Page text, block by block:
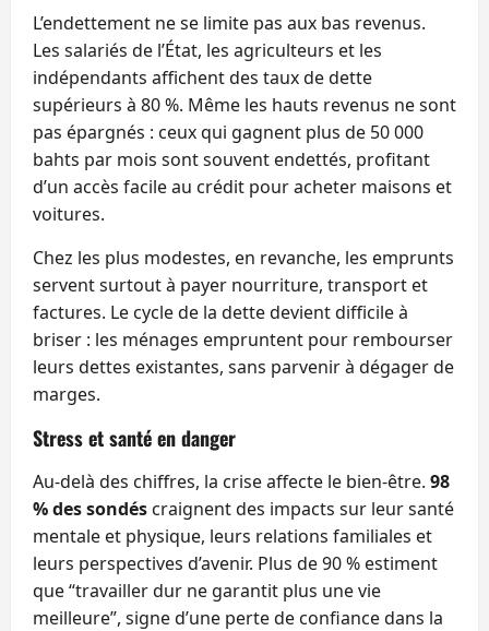
L’endettement ne se limite pas aux bas revenus.
Les salariés de l’État, les agriculteurs et les
indépendants affichent des taux de dette
supérieurs à 80 %. Même les hauts revenus ne sont
pas épargnés : ceux qui gagnent plus de 50 000
bahts par mois sont souvent endettés, profitant
d’un accès facile au crédit pour acheter maisons et
voitures.
Chez les plus modestes, en revanche, les emprunts
servent surtout à payer nourriture, transport et
factures. Le cycle de la dette devient difficile à
briser : les ménages empruntent pour rembourser
leurs dettes existantes, sans parvenir à dégager de
marges.
Stress et santé en danger
Au-delà des chiffres, la crise affecte le bien-être. 98
% des sondés craignent des impacts sur leur santé
mentale et physique, leurs relations familiales et
leurs perspectives d’avenir. Plus de 90 % estiment
que “travailler dur ne garantit plus une vie
meilleure”, signe d’une perte de confiance dans la